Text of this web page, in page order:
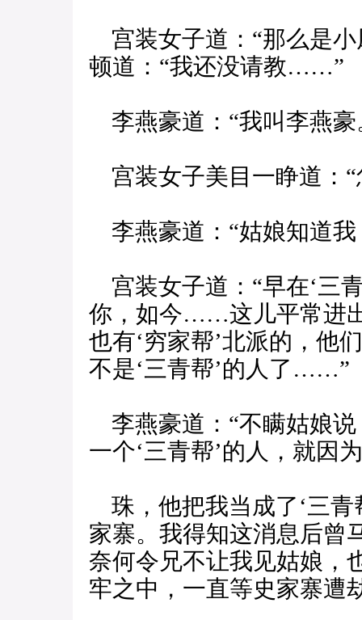
宫装女子道：“那么是
顿道：“我还没请教……”
李燕豪道：“我叫李燕豪
宫装女子美目一睁道：
李燕豪道：“姑娘知道我
宫装女子道：“早在‘三
你，如今……这儿平常进
也有‘穷家帮’北派的，他
不是‘三青帮’的人了……”
李燕豪道：“不瞒姑娘
一个‘三青帮’的人，就因
珠，他把我当成了‘三青
家寨。我得知这消息后曾
奈何令兄不让我见姑娘，
牢之中，一直等史家寨